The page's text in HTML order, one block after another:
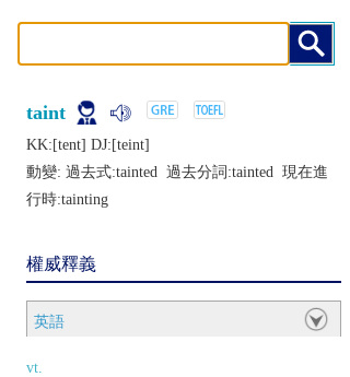
taint
KK:[tеnt] DJ:[tеint]
動變: 過去式:tainted 過去分詞:tainted 現在進
行時:tainting
權威釋義
英語
vt.